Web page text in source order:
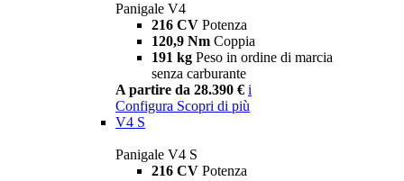
Panigale V4
216 CV Potenza
120,9 Nm Coppia
191 kg Peso in ordine di marcia
senza carburante
A partire da 28.390 € i
Configura Scopri di più
V4 S
Panigale V4 S
216 CV Potenza